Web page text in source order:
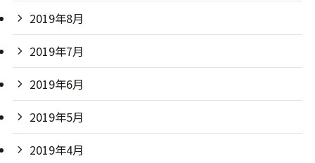
2019年8月
2019年7月
2019年6月
2019年5月
2019年4月